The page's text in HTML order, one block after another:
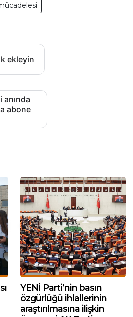
ekleyin
abone
YENİ Parti’nin basın
özgürlüğü ihlallerinin
araştırılmasına ilişkin